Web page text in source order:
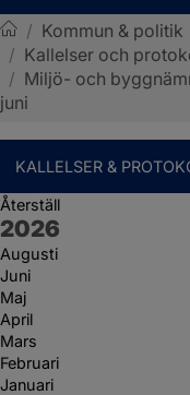
Sotenäs kommun
/ Kommun & politik
/ Kallelser och
/ Miljö- och
juni
KALLELSER &
Återställ
År:
2026
Augusti
Juni
Maj
April
Mars
Februari
Januari